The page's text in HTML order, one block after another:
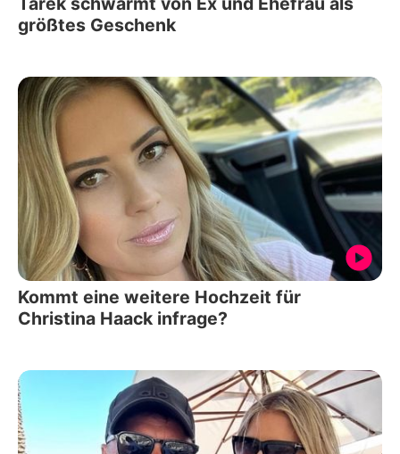
größtes Geschenk
Kommt eine weitere Hochzeit für
Christina Haack infrage?